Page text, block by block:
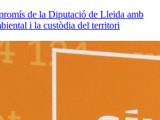
de la Diputació de Lleida amb
i la custòdia del territori